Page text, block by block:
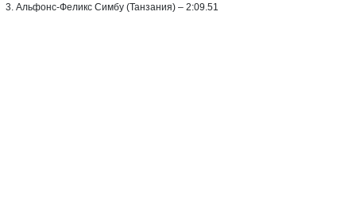
3. Альфонс-Феликс Симбу (Танзания) – 2:09.51